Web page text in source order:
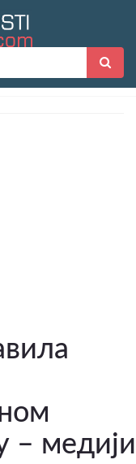
– медији